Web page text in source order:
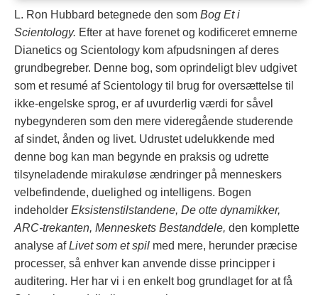
L. Ron Hubbard betegnede den som Bog Et i
Scientology. Efter at have forenet og kodificeret emnerne
Dianetics og Scientology kom afpudsningen af deres
grundbegreber. Denne bog, som oprindeligt blev udgivet
som et resumé af Scientology til brug for oversættelse til
ikke-engelske sprog, er af uvurderlig værdi for såvel
nybegynderen som den mere videregående studerende
af sindet, ånden og livet. Udrustet udelukkende med
denne bog kan man begynde en praksis og udrette
tilsyneladende mirakuløse ændringer på menneskers
velbefindende, duelighed og intelligens. Bogen
indeholder Eksistenstilstandene, De otte dynamikker,
ARC-trekanten, Menneskets Bestanddele, den komplette
analyse afLivet som et spil med mere, herunder præcise
processer, så enhver kan anvende disse principper i
auditering. Her har vi i en enkelt bog grundlaget for at få